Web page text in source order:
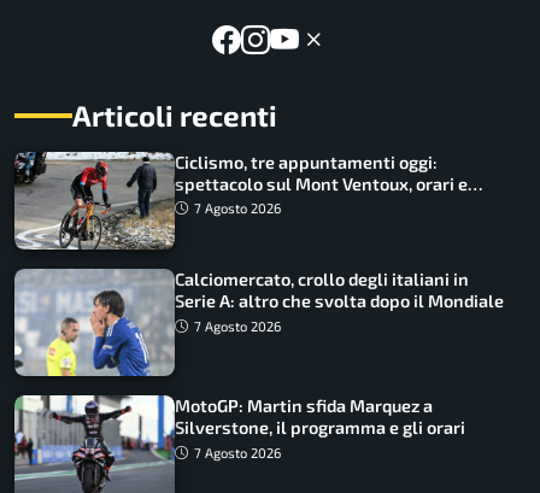
Articoli recenti
Ciclismo, tre appuntamenti oggi:
spettacolo sul Mont Ventoux, orari e
come vederli
7 Agosto 2026
Calciomercato, crollo degli italiani in
Serie A: altro che svolta dopo il Mondiale
7 Agosto 2026
MotoGP: Martin sfida Marquez a
Silverstone, il programma e gli orari
7 Agosto 2026